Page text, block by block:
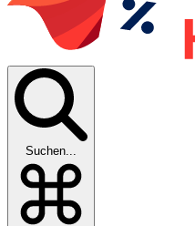
Suchen...